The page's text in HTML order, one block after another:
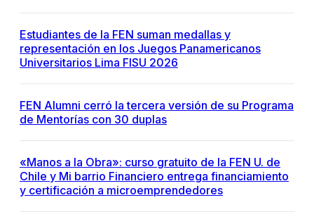
Estudiantes de la FEN suman medallas y
representación en los Juegos Panamericanos
Universitarios Lima FISU 2026
FEN Alumni cerró la tercera versión de su Programa
de Mentorías con 30 duplas
«Manos a la Obra»: curso gratuito de la FEN U. de
Chile y Mi barrio Financiero entrega financiamiento
y certificación a microemprendedores